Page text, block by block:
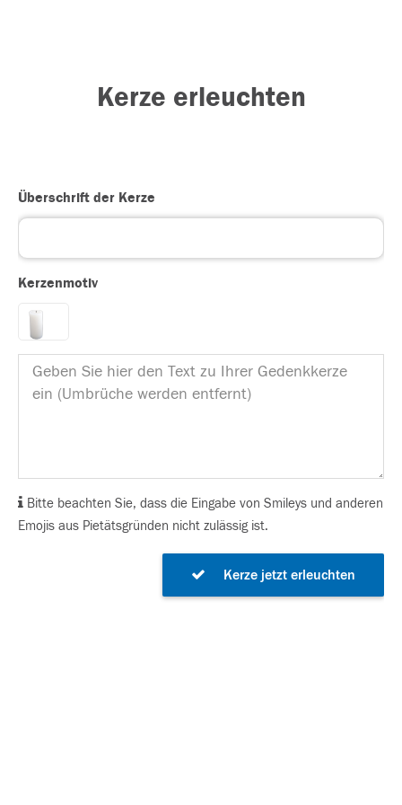
Kerze erleuchten
Überschrift der Kerze
Kerzenmotiv
Bitte beachten Sie, dass die Eingabe von Smileys und anderen
Emojis aus Pietätsgründen nicht zulässig ist.
Kerze jetzt erleuchten